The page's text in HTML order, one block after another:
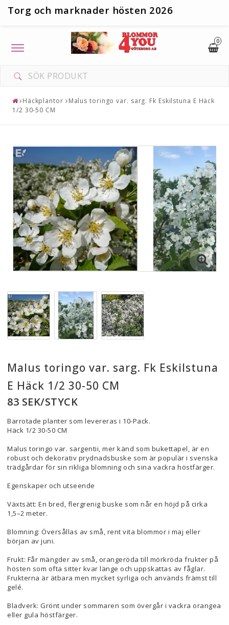
Torg och marknader hösten 2026
0
Toggle
navigation
Häckplantor
Malus toringo var. sarg. Fk Eskilstuna E Häck
1/2 30-50 CM
Malus toringo var. sarg. Fk Eskilstuna
E Häck 1/2 30-50 CM
83 SEK/STYCK
Barrotade planter som levereras i 10-Pack.
Häck 1/2 30-50 CM
Malus toringo var. sargentii, mer känd som bukettapel, är en
robust och dekorativ prydnadsbuske som är populär i svenska
trädgårdar för sin rikliga blomning och sina vackra höstfärger.
Egenskaper och utseende
Växtsätt: En bred, flergrenig buske som når en höjd på cirka
1,5–2 meter.
Blomning: Översållas av små, rent vita blommor i maj eller
början av juni.
Frukt: Får mängder av små, orangeröda till mörkröda frukter på
hösten som ofta sitter kvar länge och uppskattas av fåglar.
Frukterna är ätbara men mycket syrliga och används främst till
gelé.
Bladverk: Grönt under sommaren som övergår i vackra orangea
eller gula höstfärger.